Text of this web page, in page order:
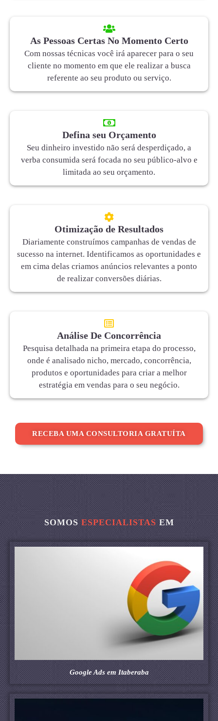
As Pessoas Certas No Momento Certo
Com nossas técnicas você irá aparecer para o seu
cliente no momento em que ele realizar a busca
referente ao seu produto ou serviço.
Defina seu Orçamento
Seu dinheiro investido não será desperdiçado, a
verba consumida será focada no seu público-alvo e
limitada ao seu orçamento.
Otimização de Resultados
Diariamente construímos campanhas de vendas de
sucesso na internet. Identificamos as oportunidades e
em cima delas criamos anúncios relevantes a ponto
de realizar conversões diárias.
Análise De Concorrência
Pesquisa detalhada na primeira etapa do processo,
onde é analisado nicho, mercado, concorrência,
produtos e oportunidades para criar a melhor
estratégia em vendas para o seu negócio.
RECEBA UMA CONSULTORIA GRATUÍTA
SOMOSESPECIALISTASEM
Google Ads em Itaberaba